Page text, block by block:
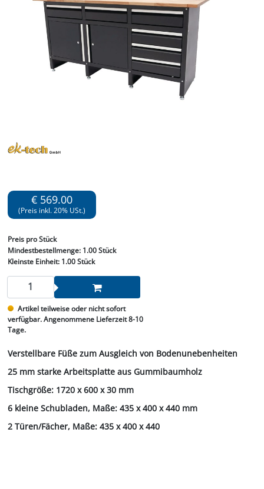
€ 569.00
(Preis inkl. 20% USt.)
Preis pro Stück
Mindestbestellmenge: 1.00 Stück
Kleinste Einheit:1.00 Stück
Artikel teilweise oder nicht sofort
verfügbar. Angenommene Lieferzeit 8-10
Tage.
Verstellbare Füße zum Ausgleich von Bodenunebenheiten
25 mm starke Arbeitsplatte aus Gummibaumholz
Tischgröße: 1720 x 600 x 30 mm
6 kleine Schubladen, Maße: 435 x 400 x 440 mm
2 Türen/Fächer, Maße: 435 x 400 x 440